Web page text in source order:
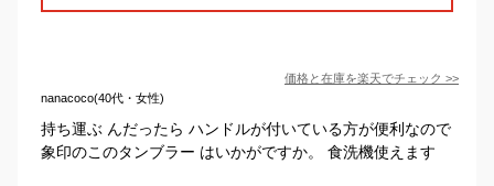
価格と在庫を楽天でチェック >>
nanacoco(40代・女性)
持ち運ぶ んだったら ハンドルが付いている方が便利なので
象印のこのタンブラー はいかがですか。 食洗機使えます